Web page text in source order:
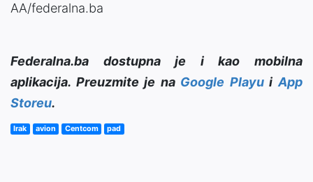
AA/federalna.ba
Federalna.ba dostupna je i kao mobilna
aplikacija. Preuzmite je na Google PlayuiApp
Storeu.
Irak avion Centcom pad